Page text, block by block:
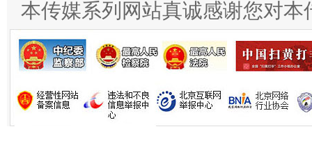
习近平的博鳌关键词
本传媒系列网站真诚感谢您对